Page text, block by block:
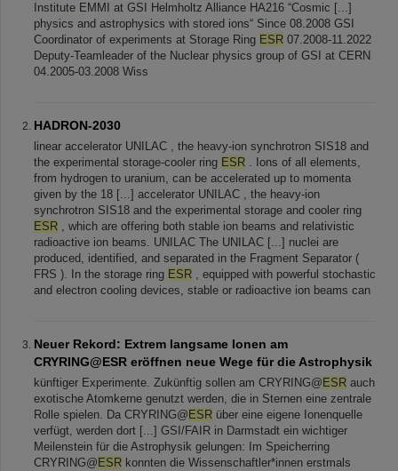
Institute EMMI at GSI Helmholtz Alliance HA216 “Cosmic [...]
physics and astrophysics with stored ions“ Since 08.2008 GSI
Coordinator of experiments at Storage Ring ESR 07.2008-11.2022
Deputy-Teamleader of the Nuclear physics group of GSI at CERN
04.2005-03.2008 Wiss
HADRON-2030
linear accelerator UNILAC , the heavy-ion synchrotron SIS18 and
the experimental storage-cooler ring ESR . Ions of all elements,
from hydrogen to uranium, can be accelerated up to momenta
given by the 18 [...] accelerator UNILAC , the heavy-ion
synchrotron SIS18 and the experimental storage and cooler ring
ESR , which are offering both stable ion beams and relativistic
radioactive ion beams. UNILAC The UNILAC [...] nuclei are
produced, identified, and separated in the Fragment Separator (
FRS ). In the storage ring ESR , equipped with powerful stochastic
and electron cooling devices, stable or radioactive ion beams can
Neuer Rekord: Extrem langsame Ionen am
CRYRING@ESR eröffnen neue Wege für die Astrophysik
künftiger Experimente. Zukünftig sollen am CRYRING@ ESR auch
exotische Atomkerne genutzt werden, die in Sternen eine zentrale
Rolle spielen. Da CRYRING@ ESR über eine eigene Ionenquelle
verfügt, werden dort [...] GSI/FAIR in Darmstadt ein wichtiger
Meilenstein für die Astrophysik gelungen: Im Speicherring
CRYRING@ ESR konnten die Wissenschaftler*innen erstmals